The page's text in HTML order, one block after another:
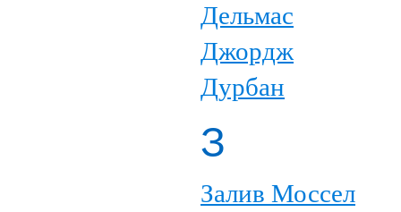
Дельмас
Джордж
Дурбан
З
Залив Моссел